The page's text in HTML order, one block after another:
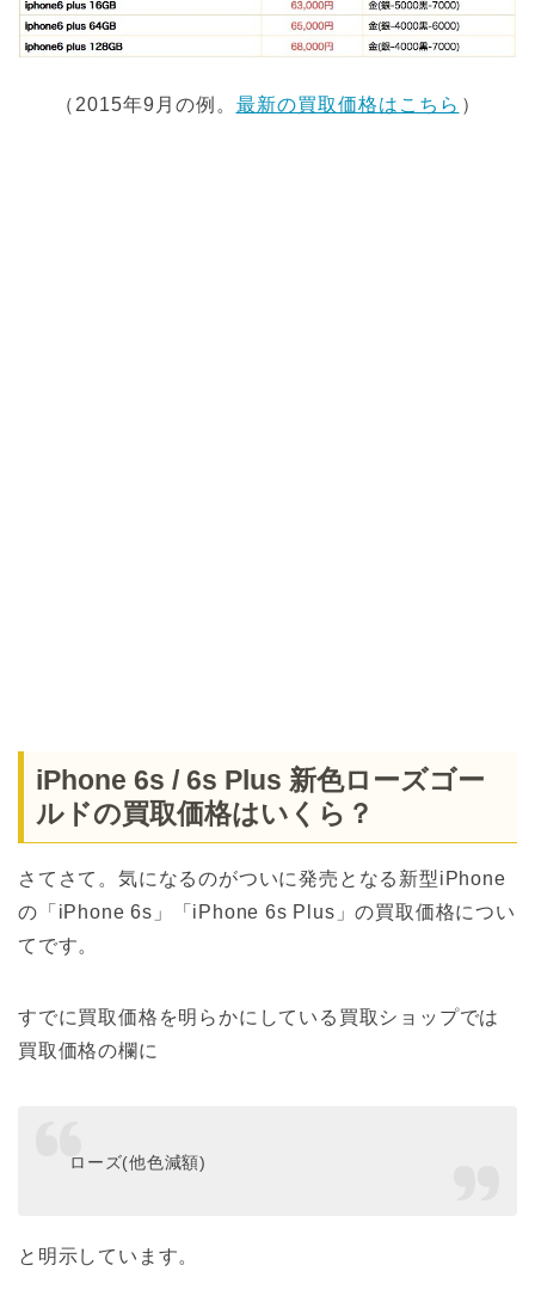
（2015年9月の例。 最新の買取価格はこちら ）
iPhone 6s / 6s Plus 新色ローズゴー
ルドの買取価格はいくら？
さてさて。気になるのがついに発売となる新型iPhone
の「iPhone 6s」「iPhone 6s Plus」の買取価格につい
てです。
すでに買取価格を明らかにしている買取ショップでは
買取価格の欄に
ローズ(他色減額)
と明示しています。